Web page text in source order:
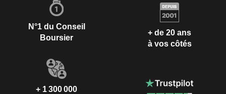
N°1 du Conseil
Boursier
+ de 20 ans
à vos côtés
+ 1 300 000